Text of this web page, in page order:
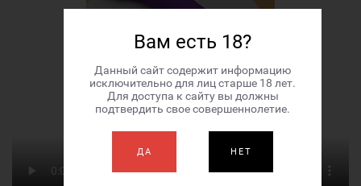
Вам есть 18?
Данный сайт содержит информацию
исключительно для лиц старше 18 лет.
Для доступа к сайту вы должны
подтвердить свое совершеннолетие.
ДА НЕТ